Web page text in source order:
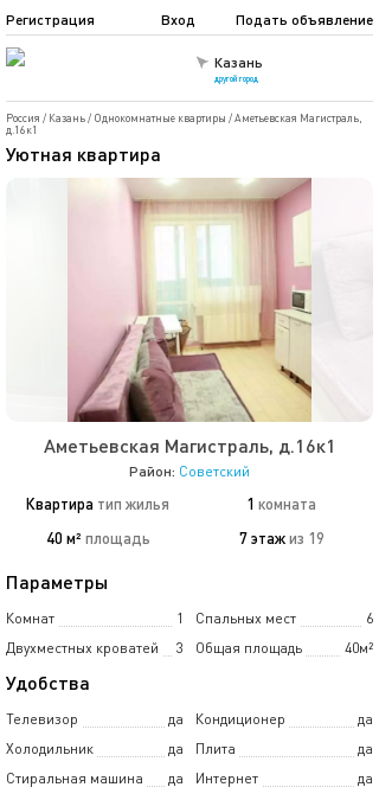
Казань
другой город
Подать объявление
Регистрация Вход
Россия / Казань/ Однокомнатные квартиры /Аметьевская Магистраль,
д.16к1
Уютная квартира
Аметьевская Магистраль, д.16к1
Район: Советский
Квартира тип жилья 1 комната
40 м² площадь 7 этаж из 19
Параметры
Комнат 1 Спальных мест
6
Двухместных кроватей
3 Общая площадь 40м²
Удобства
Телевизор да Кондиционер
да
Холодильник
да Плита
да
Стиральная машина
да Интернет да